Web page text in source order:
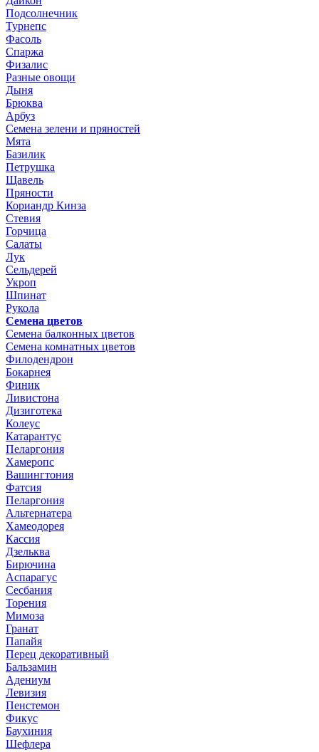
Подсолнечник
Турнепс
Фасоль
Спаржа
Физалис
Разные овощи
Дыня
Брюква
Арбуз
Семена зелени и пряностей
Мята
Базилик
Петрушка
Щавель
Пряности
Кориандр Кинза
Стевия
Горчица
Салаты
Лук
Сельдерей
Укроп
Шпинат
Рукола
Семена цветов
Семена балконных цветов
Семена комнатных цветов
Филодендрон
Бокарнея
Финик
Ливистона
Дизиготека
Колеус
Катарантус
Пеларгония
Хамеропс
Вашингтония
Фатсия
Пеларгония
Альтернатера
Хамеодорея
Кассия
Дзельква
Бирючина
Аспарагус
Сесбания
Торения
Мимоза
Гранат
Папайя
Перец декоративный
Бальзамин
Адениум
Левизия
Пенстемон
Фикус
Баухиния
Шефлера